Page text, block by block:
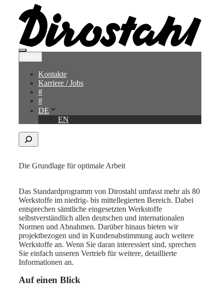
Inhalt
springen
Menü
Kontakte
Karriere / Jobs
#
#
DE
EN
Search
Die Grundlage für optimale Arbeit
Das Standardprogramm von Dirostahl umfasst mehr als 80
Werkstoffe im niedrig- bis mittellegierten Bereich. Dabei
entsprechen sämtliche eingesetzten Werkstoffe
selbstverständlich allen deutschen und internationalen
Normen und Abnahmen. Darüber hinaus bieten wir
projektbezogen und in Kundenabstimmung auch weitere
Werkstoffe an. Wenn Sie daran interessiert sind, sprechen
Sie einfach unseren Vertrieb für weitere, detaillierte
Informationen an.
Auf einen Blick